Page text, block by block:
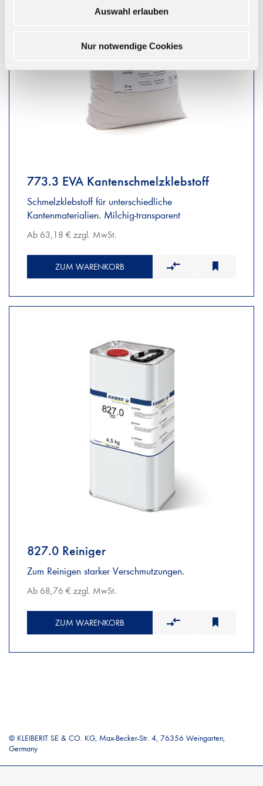
Auswahl erlauben
Nur notwendige Cookies
773.3 EVA Kantenschmelzklebstoff
Schmelzklebstoff für unterschiedliche
Kantenmaterialien. Milchig-transparent
Ab 63,18 € zzgl. MwSt.
ZUM WARENKORB
827.0 Reiniger
Zum Reinigen starker Verschmutzungen.
Ab 68,76 € zzgl. MwSt.
ZUM WARENKORB
© KLEIBERIT SE & CO. KG, Max-Becker-Str. 4, 76356 Weingarten,
Germany